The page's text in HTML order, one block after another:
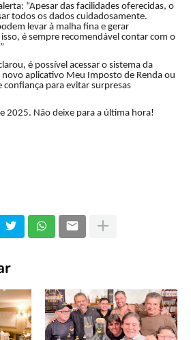
“Apesar das facilidades oferecidas, o
todos os dados cuidadosamente.
levar à malha fina e gerar
é sempre recomendável contar com o
é possível acessar o sistema da
novo aplicativo Meu Imposto de Renda ou
para evitar surpresas
2025. Não deixe para a última hora!